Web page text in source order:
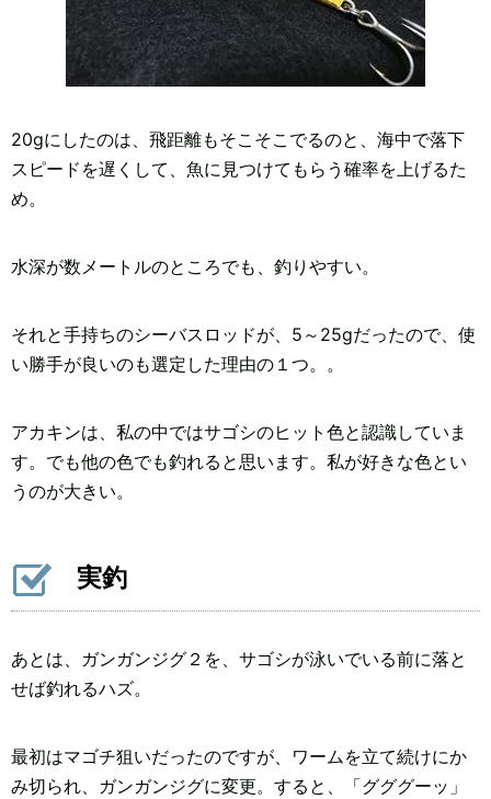
20gにしたのは、飛距離もそこそこでるのと、海中で落下
スピードを遅くして、魚に見つけてもらう確率を上げるた
め。
水深が数メートルのところでも、釣りやすい。
それと手持ちのシーバスロッドが、5～25gだったので、使
い勝手が良いのも選定した理由の１つ。。
アカキンは、私の中ではサゴシのヒット色と認識していま
す。でも他の色でも釣れると思います。私が好きな色とい
うのが大きい。
実釣
あとは、ガンガンジグ２を、サゴシが泳いでいる前に落と
せば釣れるハズ。
最初はマゴチ狙いだったのですが、ワームを立て続けにか
み切られ、ガンガンジグに変更。すると、「グググーッ」